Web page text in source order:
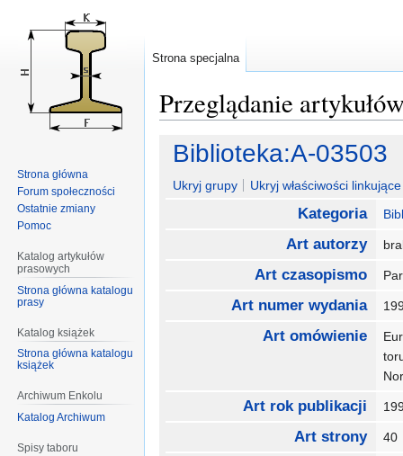
Przeglądanie
Przejdź
nawigacji
Przejdź
wyszukiwania
Biblioteka:A-03503
Ukryj grupy Ukryj właściwości
Kategoria
Art autorzy
Art czasopismo
Art numer wydania
Art omówienie
Art rok publikacji
Art strony
Strona specjalna
Strona główna
Forum społeczności
Ostatnie zmiany
Pomoc
Katalog artykułów
prasowych
Strona główna katalogu
prasy
Katalog książek
Strona główna katalogu
książek
Archiwum Enkolu
Katalog Archiwum
Spisy taboru